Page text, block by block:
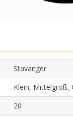
Stavanger
Klein, Mittelgroß,
20